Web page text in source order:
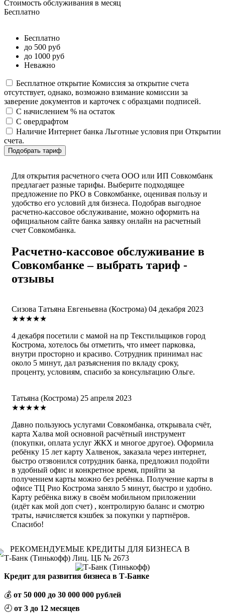
Стоимость обслуживания в месяц
Бесплатно
Бесплатно
до 500 руб
до 1000 руб
Неважно
Бесплатное открытие Комиссия за открытие счета
отсутствует, однако, возможно взимание комиссии за
заверение документов и карточек с образцами подписей.
С начислением % на остаток
С овердрафтом
Наличие Интернет банка Льготные условия при Открытии
счета.
Подобрать тариф
Для открытия расчетного счета ООО или ИП Совкомбанк
предлагает разные тарифы. Выберите подходящее
предложение по РКО в Совкомбанке, оценивая пользу и
удобство его условий для бизнеса. Подобрав выгодное
расчетно-кассовое обслуживание, можно оформить на
официальном сайте банка заявку онлайн на расчетный
счет Совкомбанка.
Расчетно-кассовое обслуживание в
Совкомбанке – выбрать тариф -
отзывы
Сизова Татьяна Евгеньевна (Кострома) 04 декабря 2023
★★★★★
4 декабря посетили с мамой на пр Текстильщиков город
Кострома, хотелось бы отметить, что имеет парковка,
внутри просторно и красиво. Сотрудник принимал нас
около 5 минут, дал разъяснения по вкладу сроку,
проценту, условиям, спасибо за консультацию Ольге.
Татьяна (Кострома) 25 апреля 2023
★★★★★
Давно пользуюсь услугами Совкомбанка, открывала счёт,
карта Халва мой основной расчётный инструмент
(покупки, оплата услуг ЖКХ и многое другое). Оформила
ребёнку 15 лет карту Халвенок, заказала через интернет,
быстро отзвонился сотрудник банка, предложил подойти
в удобный офис и конкретное время, прийти за
получением карты можно без ребёнка. Получение карты в
офисе ТЦ Рио Кострома заняло 5 минут, быстро и удобно.
Карту ребёнка вижу в своём мобильном приложении
(идёт как мой доп счет) , контролирую баланс и смотрю
траты, начисляется кэшбек за покупки у партнёров.
Спасибо!
РЕКОМЕНДУЕМЫЕ КРЕДИТЫ ДЛЯ БИЗНЕСА В
Т-Банк (Тинькофф) Лиц. ЦБ № 2673
Кредит для развития бизнеса в Т-Банке
💰 от 50 000 до 30 000 000 рублей
🕘 от 3 до 12 месяцев